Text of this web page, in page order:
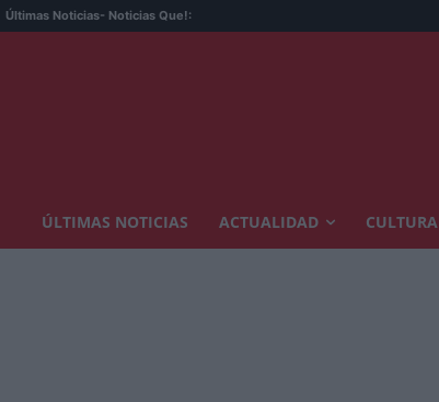
Últimas Noticias- Noticias Que!:
ÚLTIMAS NOTICIAS ACTUALIDAD CULTURA